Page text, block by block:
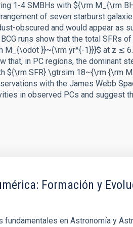
1-4 SMBHs with ${\rm M_{\rm
of seven starburst
obscured and would appear as
runs show that the total SFRs
M_{\odot }}~{\rm yr^{-1}}}$ at z ≲
in PC regions, the dominant
${\rm SFR} \gtrsim 18~{\rm {\rm
with the James Webb
in observed PCs and suggest
Formación y
fundamentales en Astronomía y